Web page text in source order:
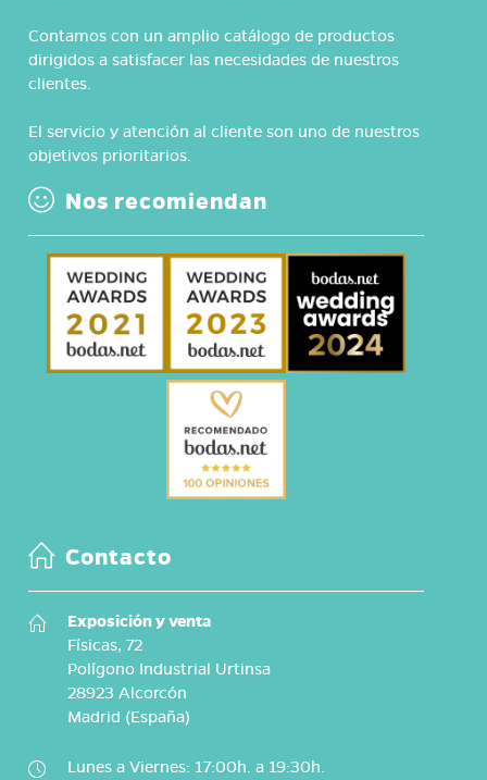
Contamos con un amplio catálogo de productos
dirigidos a satisfacer las necesidades de nuestros
clientes.
El servicio y atención al cliente son uno de nuestros
objetivos prioritarios.
Nos recomiendan
Contacto
Exposición y venta
Físicas, 72
Polígono Industrial Urtinsa
28923 Alcorcón
Madrid (España)
Lunes a Viernes: 17:00h. a 19:30h.